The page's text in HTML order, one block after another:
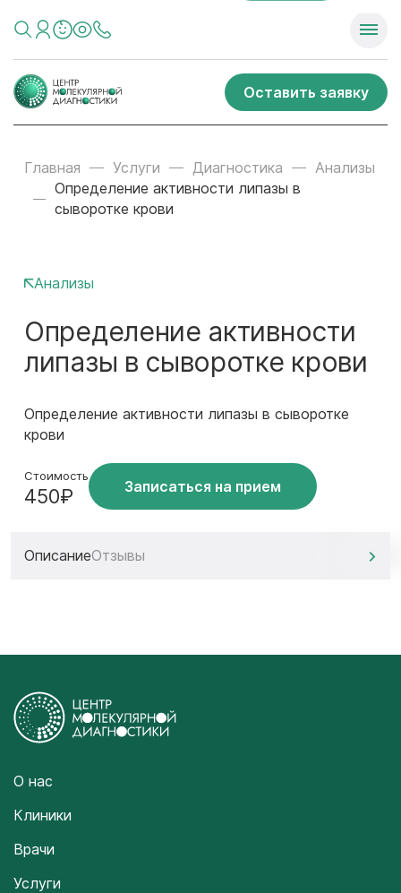
Оставить заявку
Главная Услуги Диагностика
Анализы
Определение активности липазы в
сыворотке крови
Анализы
Определение активности
липазы в сыворотке крови
Определение активности липазы в сыворотке
крови
Стоимость
450₽ Записаться на прием
ОписаниеОтзывы
О нас
Клиники
Врачи
Услуги